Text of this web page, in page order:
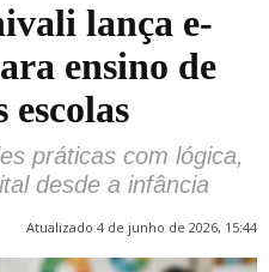
lança e-
ensino de
escolas
práticas com lógica,
desde a infância
Atualizado 4 de junho de 2026, 15:44